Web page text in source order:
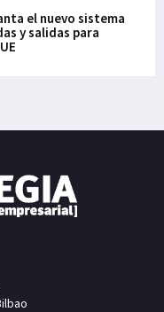
el nuevo sistema
y salidas para